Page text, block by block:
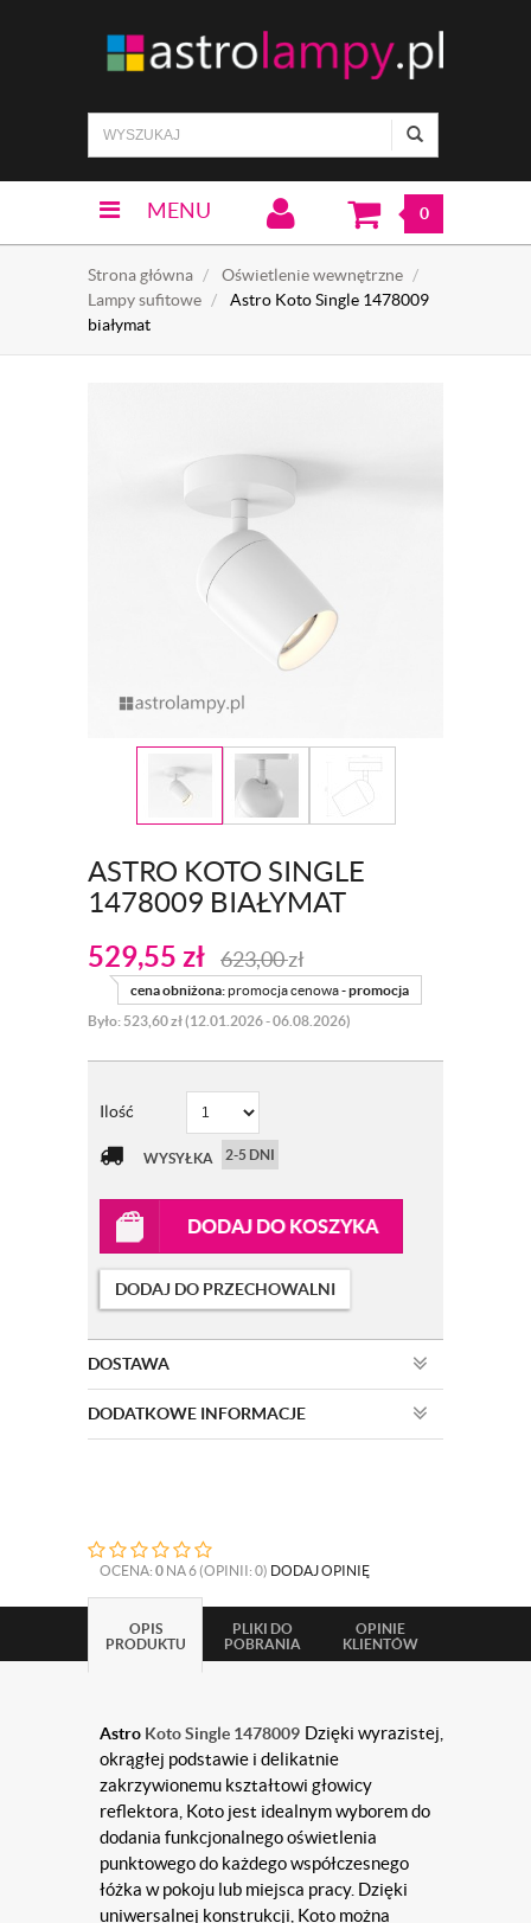
MENU 0
Strona główna
Oświetlenie wewnętrzne
Lampy sufitowe
Astro Koto Single 1478009
białymat
ASTRO KOTO SINGLE
1478009 BIAŁYMAT
529,55 zł 623,00zł
cena obniżona:promocja cenowa -promocja
Było: 523,60 zł (12.01.2026 - 06.08.2026)
Ilość
WYSYŁKA 2-5 DNI
DODAJ DO KOSZYKA
DODAJ DO PRZECHOWALNI
DOSTAWA
DODATKOWE INFORMACJE
OCENA: 0 NA 6 (OPINII: 0) DODAJ OPINIĘ
OPIS
PRODUKTU
PLIKI DO
POBRANIA
OPINIE
KLIENTÓW
Astro Koto Single 1478009 Dzięki wyrazistej,
okrągłej podstawie i delikatnie
zakrzywionemu kształtowi głowicy
reflektora, Koto jest idealnym wyborem do
dodania funkcjonalnego oświetlenia
punktowego do każdego współczesnego
łóżka w pokoju lub miejsca pracy. Dzięki
uniwersalnej konstrukcji, Koto można